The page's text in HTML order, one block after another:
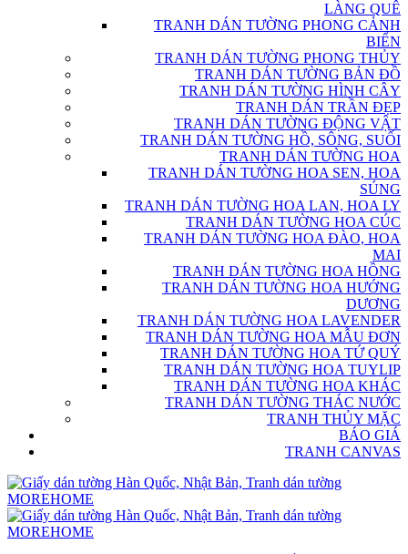
LÀNG QUÊ
TRANH DÁN TƯỜNG PHONG CẢNH
BIỂN
TRANH DÁN TƯỜNG PHONG THỦY
TRANH DÁN TƯỜNG BẢN ĐỒ
TRANH DÁN TƯỜNG HÌNH CÂY
TRANH DÁN TRẦN ĐẸP
TRANH DÁN TƯỜNG ĐỘNG VẬT
TRANH DÁN TƯỜNG HỒ, SÔNG, SUỐI
TRANH DÁN TƯỜNG HOA
TRANH DÁN TƯỜNG HOA SEN, HOA
SÚNG
TRANH DÁN TƯỜNG HOA LAN, HOA LY
TRANH DÁN TƯỜNG HOA CÚC
TRANH DÁN TƯỜNG HOA ĐÀO, HOA
MAI
TRANH DÁN TƯỜNG HOA HỒNG
TRANH DÁN TƯỜNG HOA HƯỚNG
DƯƠNG
TRANH DÁN TƯỜNG HOA LAVENDER
TRANH DÁN TƯỜNG HOA MẪU ĐƠN
TRANH DÁN TƯỜNG HOA TỨ QUÝ
TRANH DÁN TƯỜNG HOA TUYLIP
TRANH DÁN TƯỜNG HOA KHÁC
TRANH DÁN TƯỜNG THÁC NƯỚC
TRANH THỦY MẶC
BÁO GIÁ
TRANH CANVAS